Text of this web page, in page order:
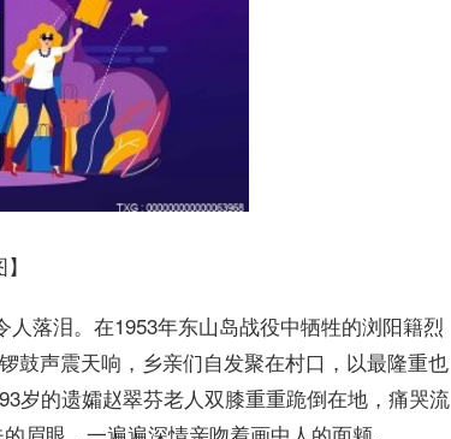
落泪。在1953年东山岛战役中牺牲的浏阳籍烈
鼓声震天响，乡亲们自发聚在村口，以最隆重也
岁的遗孀赵翠芬老人双膝重重跪倒在地，痛哭流